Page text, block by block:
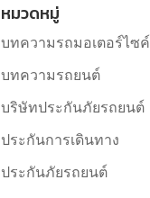
หมวดหมู่
บทความรถมอเตอร์ไซค์
บทความรถยนต์
บริษัทประกันภัยรถยนต์
ประกันการเดินทาง
ประกันภัยรถยนต์